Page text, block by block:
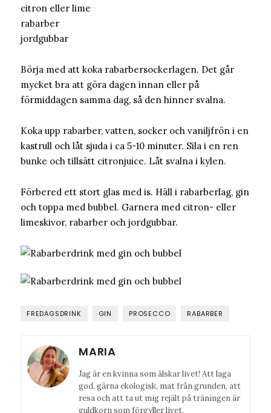
citron eller lime
rabarber
jordgubbar
Börja med att koka rabarbersockerlagen. Det går
mycket bra att göra dagen innan eller på
förmiddagen samma dag, så den hinner svalna.
Koka upp rabarber, vatten, socker och vaniljfrön i en
kastrull och låt sjuda i ca 5-10 minuter. Sila i en ren
bunke och tillsätt citronjuice. Låt svalna i kylen.
Förbered ett stort glas med is. Häll i rabarberlag, gin
och toppa med bubbel. Garnera med citron- eller
limeskivor, rabarber och jordgubbar.
FREDAGSDRINK GIN PROSECCO RABARBER
MARIA
Jag är en kvinna som älskar livet! Att laga
god, gärna ekologisk, mat från grunden, att
resa och att ta ut mig rejält på träningen är
guldkorn som förgyller livet.